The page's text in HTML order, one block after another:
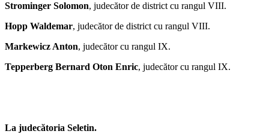
Strominger Solomon, judecător de district cu rangul VIII.
Hopp Waldemar, judecător de district cu rangul VIII.
Markewicz Anton, judecător cu rangul IX.
Tepperberg Bernard Oton Enric, judecător cu rangul IX.
La judecătoria Seletin.